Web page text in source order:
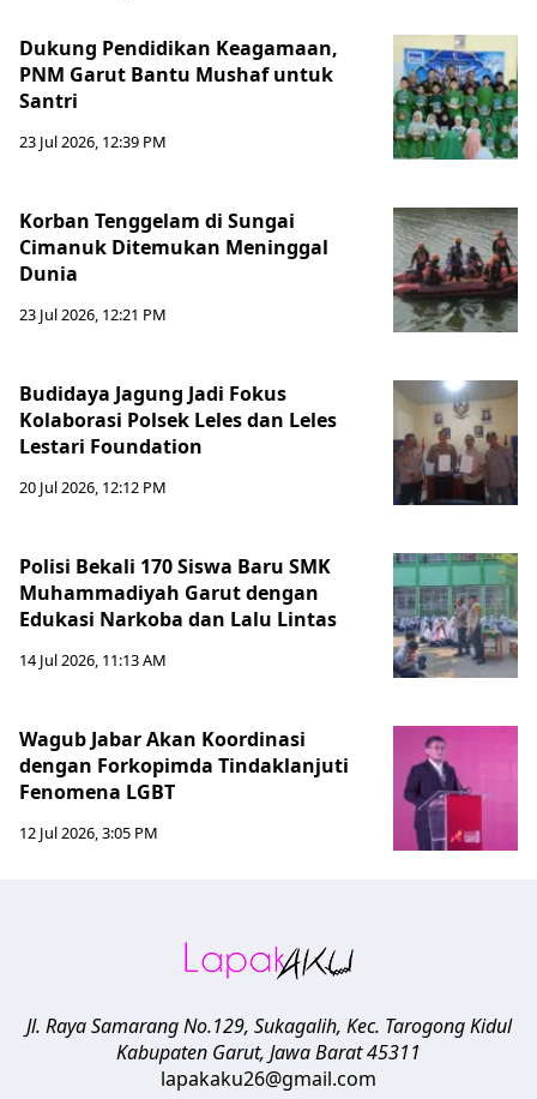
Dukung Pendidikan Keagamaan,
PNM Garut Bantu Mushaf untuk
Santri
23 Jul 2026, 12:39 PM
Korban Tenggelam di Sungai
Cimanuk Ditemukan Meninggal
Dunia
23 Jul 2026, 12:21 PM
Budidaya Jagung Jadi Fokus
Kolaborasi Polsek Leles dan Leles
Lestari Foundation
20 Jul 2026, 12:12 PM
Polisi Bekali 170 Siswa Baru SMK
Muhammadiyah Garut dengan
Edukasi Narkoba dan Lalu Lintas
14 Jul 2026, 11:13 AM
Wagub Jabar Akan Koordinasi
dengan Forkopimda Tindaklanjuti
Fenomena LGBT
12 Jul 2026, 3:05 PM
Jl. Raya Samarang No.129, Sukagalih, Kec. Tarogong Kidul
Kabupaten Garut, Jawa Barat45311
lapakaku26@gmail.com